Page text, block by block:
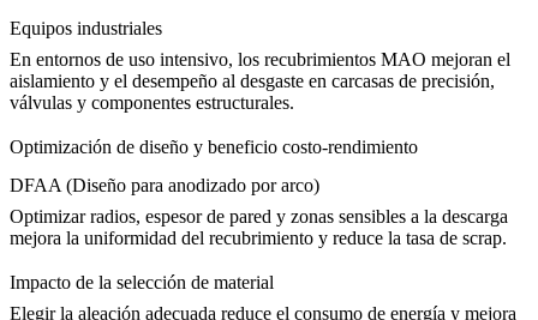
Equipos industriales
En entornos de uso intensivo, los recubrimientos MAO mejoran el
aislamiento y el desempeño al desgaste en carcasas de precisión,
válvulas y componentes estructurales.
Optimización de diseño y beneficio costo-rendimiento
DFAA (Diseño para anodizado por arco)
Optimizar radios, espesor de pared y zonas sensibles a la descarga
mejora la uniformidad del recubrimiento y reduce la tasa de scrap.
Impacto de la selección de material
Elegir la aleación adecuada reduce el consumo de energía y mejora